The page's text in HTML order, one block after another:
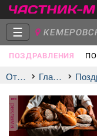
☰
ПОЗДРАВЛЕНИЯ
Главная
Отдых Главная
реклама